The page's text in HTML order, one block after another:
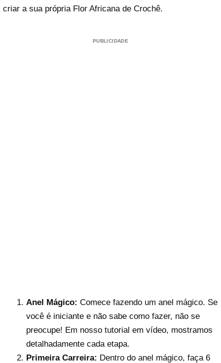
criar a sua própria Flor Africana de Crochê.
PUBLICIDADE
Anel Mágico: Comece fazendo um anel mágico. Se
você é iniciante e não sabe como fazer, não se
preocupe! Em nosso tutorial em vídeo, mostramos
detalhadamente cada etapa.
Primeira Carreira: Dentro do anel mágico, faça 6